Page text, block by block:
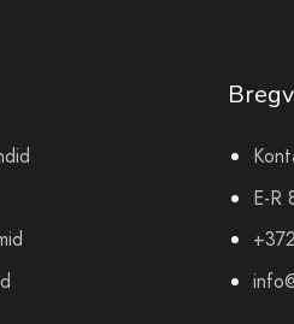
E-R